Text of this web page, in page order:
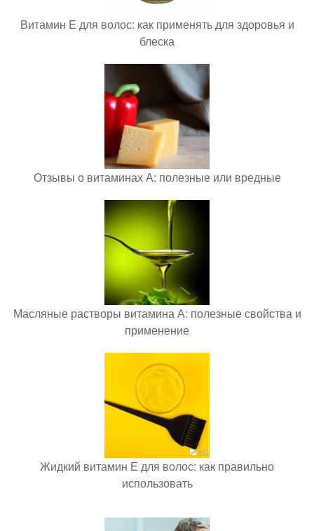
Витамин E для волос: как применять для здоровья и
блеска
Отзывы о витаминах А: полезные или вредные
Масляные растворы витамина А: полезные свойства и
применение
Жидкий витамин Е для волос: как правильно
использовать